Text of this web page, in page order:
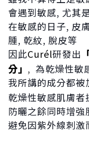
會遇到敏感, 尤其
在敏感的日子, 皮
腫, 乾紋, 脫皮等
因此Curél研發出
分」 , 為乾燥性敏
我所講的成分都被
乾燥性敏感肌膚
防曬之餘同時增
避免因紫外線刺